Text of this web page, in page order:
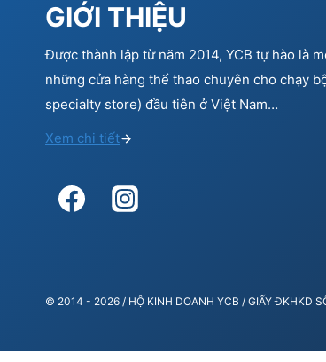
GIỚI THIỆU
Được thành lập từ năm 2014, YCB tự hào là
những cửa hàng thể thao chuyên cho chạy
specialty store) đầu tiên ở Việt Nam…
Xem chi tiết
© 2014 - 2026 / HỘ KINH DOANH YCB / GIẤY ĐKHKD